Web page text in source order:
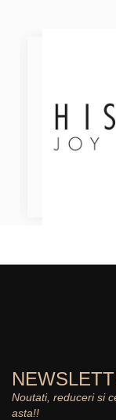
Noutati, reduceri si
asta!!